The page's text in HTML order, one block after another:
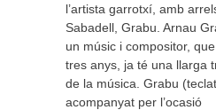
l’artista garrotxí, amb
Sabadell, Grabu. Arnau
un músic i compositor,
tres anys, ja té una llarga
de la música. Grabu
acompanyat per l’ocasió